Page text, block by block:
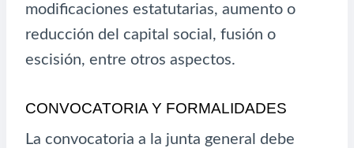
modificaciones estatutarias, aumento o
reducción del capital social, fusión o
escisión, entre otros aspectos.
CONVOCATORIA Y FORMALIDADES
La convocatoria a la junta general debe